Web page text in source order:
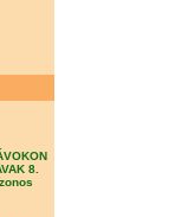
8.